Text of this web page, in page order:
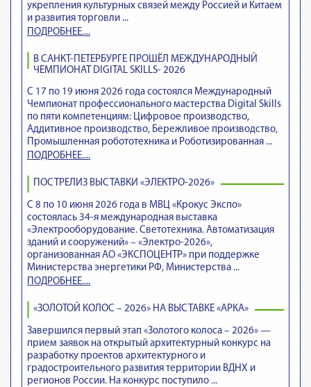
укрепления культурных связей между Россией и Китаем
и развития торговли ...
ПОДРОБНЕЕ....
В САНКТ-ПЕТЕРБУРГЕ ПРОШЁЛ МЕЖДУНАРОДНЫЙ
ЧЕМПИОНАТ DIGITAL SKILLS- 2026
С 17 по 19 июня 2026 года состоялся Международный
Чемпионат профессионального мастерства Digital Skills
по пяти компетенциям: Цифровое производство,
Аддитивное производство, Бережливое производство,
Промышленная робототехника и Роботизированная ...
ПОДРОБНЕЕ....
ПОСТРЕЛИЗ ВЫСТАВКИ «ЭЛЕКТРО-2026»
С 8 по 10 июня 2026 года в МВЦ «Крокус Экспо»
состоялась 34-я международная выставка
«Электрооборудование. Светотехника. Автоматизация
зданий и сооружений» – «Электро-2026»,
организованная АО «ЭКСПОЦЕНТР» при поддержке
Министерства энергетики РФ, Министерства ...
ПОДРОБНЕЕ....
«ЗОЛОТОЙ КОЛОС – 2026» НА ВЫСТАВКЕ «АРКА»
Завершился первый этап «Золотого колоса – 2026» —
прием заявок на открытый архитектурный конкурс на
разработку проектов архитектурного и
градостроительного развития территории ВДНХ и
регионов России. На конкурс поступило ...